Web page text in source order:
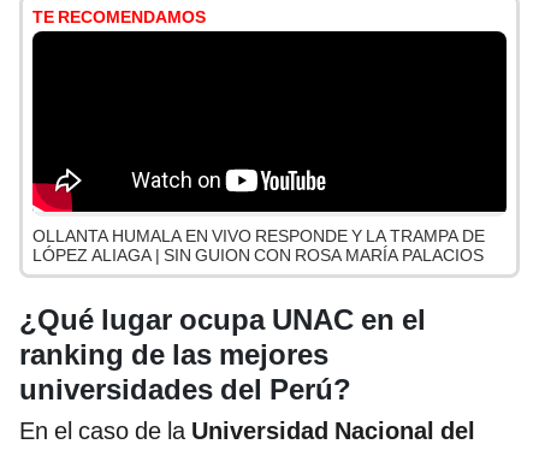
TE RECOMENDAMOS
OLLANTA HUMALA EN VIVO RESPONDE Y LA TRAMPA DE
LÓPEZ ALIAGA | SIN GUION CON ROSA MARÍA PALACIOS
¿Qué lugar ocupa UNAC en el
ranking de las mejores
universidades del Perú?
En el caso de la Universidad Nacional del